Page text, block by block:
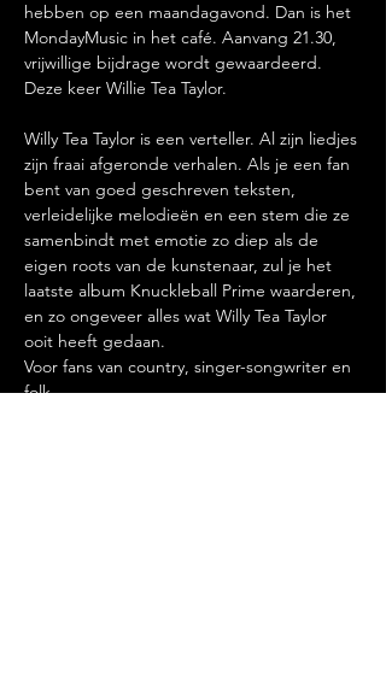
hebben op een maandagavond. Dan is het
MondayMusic in het café. Aanvang 21.30,
vrijwillige bijdrage wordt gewaardeerd.
Willy Tea Taylor is een verteller. Al zijn liedjes
zijn fraai afgeronde verhalen. Als je een fan
bent van goed geschreven teksten,
verleidelijke melodieën en een stem die ze
samenbindt met emotie zo diep als de
eigen roots van de kunstenaar, zul je het
laatste album Knuckleball Prime waarderen,
en zo ongeveer alles wat Willy Tea Taylor
ooit heeft gedaan.
Voor fans van country, singer-songwriter en
folk.